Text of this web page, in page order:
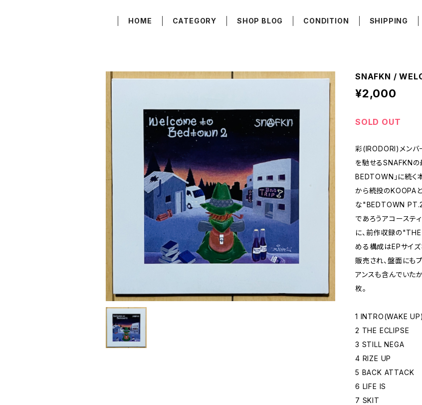
HOME CATEGORY SHOP BLOG CONDITION SHIPPING
SNAFKN /
¥2,000
SOLD OUT
彩(IRODORI)メンバ
を馳せるSNAFKNの
BEDTOWN」に続く
から続投のKOOPA
な"BEDTOWN
であろうアコース
に、前作収録の
める構成はEPサイ
販売され、盤面にも
アンスも含んでいた
枚。
1 INTRO(WAKE UP)
2 THE ECLIPSE
3 STILL NEGA
4 RIZE UP
5 BACK ATTACK
6 LIFE IS
7 SKIT